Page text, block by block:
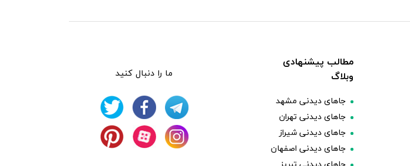
مطالب پیشنهادی
وبلاگ
جاهای دیدنی مشهد
جاهای دیدنی تهران
جاهای دیدنی شیراز
جاهای دیدنی اصفهان
ما را دنبال کنید